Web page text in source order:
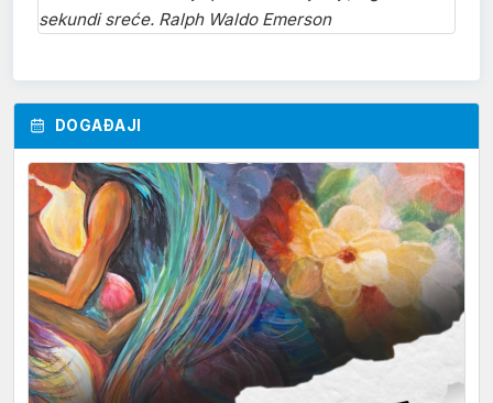
sekundi sreće. Ralph Waldo Emerson
DOGAĐAJI